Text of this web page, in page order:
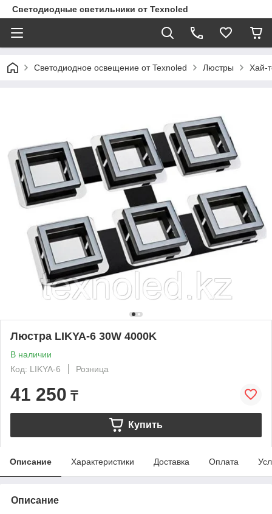
Светодиодные светильники от Texnoled
Светодиодное освещение от Texnoled Люстры Хай-
Люстра LIKYA-6 30W 4000K
В наличии
Код: LIKYA-6
Розница
41 250 ₸
Купить
Описание Характеристики Доставка Оплата
Описание